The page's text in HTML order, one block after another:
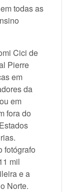
todas as
Cici de
Pierre
em
da
em
fora do
fotógrafo
mil
e a
Norte.